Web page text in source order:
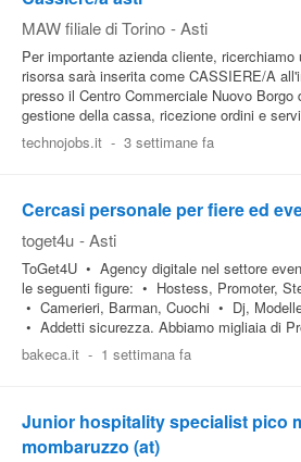
MAW filiale di Torino - Asti
Per importante azienda cliente,
risorsa sarà inserita come CASSIERE/A
presso il Centro Commerciale Nuovo
gestione della cassa, ricezione ordini e
technojobs.it - 3 settimane fa
Cercasi personale per fiere ed
toget4u - Asti
ToGet4U • Agency digitale nel settore
le seguenti figure: • Hostess, Promoter,
• Camerieri, Barman, Cuochi • Dj,
• Addetti sicurezza. Abbiamo migliaia di
bakeca.it - 1 settimana fa
Junior hospitality specialist pico
mombaruzzo (at)